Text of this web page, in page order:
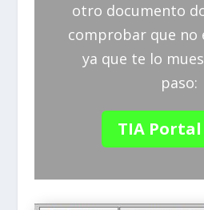
otro documento
comprobar que no
ya que te lo
paso:
TIA Portal